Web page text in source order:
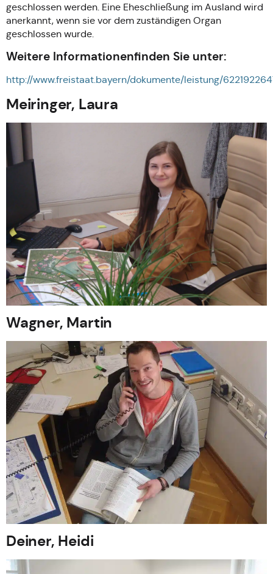
geschlossen werden. Eine Eheschließung im Ausland wird
anerkannt, wenn sie vor dem zuständigen Organ
geschlossen wurde.
Weitere Informationenfinden Sie unter:
http://www.freistaat.bayern/dokumente/leistung/
Meiringer, Laura
Wagner, Martin
Deiner, Heidi